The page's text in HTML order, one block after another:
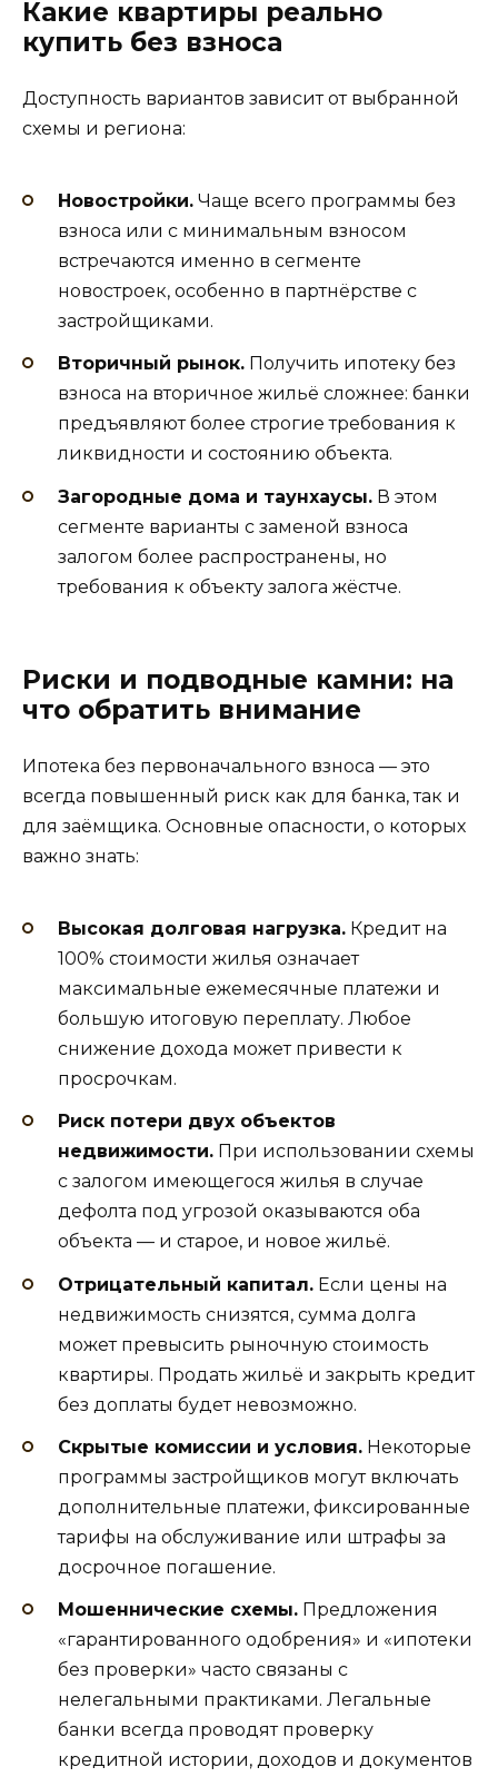
Какие квартиры реально
купить без взноса
Доступность вариантов зависит от выбранной
схемы и региона:
Новостройки. Чаще всего программы без
взноса или с минимальным взносом
встречаются именно в сегменте
новостроек, особенно в партнёрстве с
застройщиками.
Вторичный рынок. Получить ипотеку без
взноса на вторичное жильё сложнее: банки
предъявляют более строгие требования к
ликвидности и состоянию объекта.
Загородные дома и таунхаусы. В этом
сегменте варианты с заменой взноса
залогом более распространены, но
требования к объекту залога жёстче.
Риски и подводные камни: на
что обратить внимание
Ипотека без первоначального взноса — это
всегда повышенный риск как для банка, так и
для заёмщика. Основные опасности, о которых
важно знать:
Высокая долговая нагрузка. Кредит на
100% стоимости жилья означает
максимальные ежемесячные платежи и
большую итоговую переплату. Любое
снижение дохода может привести к
просрочкам.
Риск потери двух объектов
недвижимости. При использовании схемы
с залогом имеющегося жилья в случае
дефолта под угрозой оказываются оба
объекта — и старое, и новое жильё.
Отрицательный капитал. Если цены на
недвижимость снизятся, сумма долга
может превысить рыночную стоимость
квартиры. Продать жильё и закрыть кредит
без доплаты будет невозможно.
Скрытые комиссии и условия. Некоторые
программы застройщиков могут включать
дополнительные платежи, фиксированные
тарифы на обслуживание или штрафы за
досрочное погашение.
Мошеннические схемы. Предложения
«гарантированного одобрения» и «ипотеки
без проверки» часто связаны с
нелегальными практиками. Легальные
банки всегда проводят проверку
кредитной истории, доходов и документов